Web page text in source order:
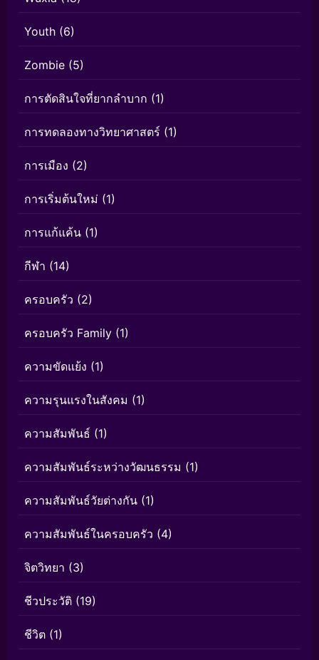
Youth (6)
Zombie (5)
การตัดสินใจที่ยากลำบาก (1)
การทดลองทางวิทยาศาสตร์ (1)
การเมือง (2)
การเริ่มต้นใหม่ (1)
การแก้แค้น (1)
กีฬา (14)
ครอบครัว (2)
ครอบครัว Family (1)
ความขัดแย้ง (1)
ความรุนแรงในสังคม (1)
ความสัมพันธ์ (1)
ความสัมพันธ์ระหว่างวัฒนธรรม (1)
ความสัมพันธ์วัยต่างกัน (1)
ความสัมพันธ์ในครอบครัว (4)
จิตวิทยา (3)
ชีวประวัติ (19)
ชีวิต (1)